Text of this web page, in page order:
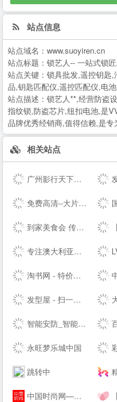
站点信息
站点域名： www.suoyiren.cn
站点标题： 锁艺人-- 一站式锁
站点关键： 锁具批发,遥控钥匙
品,钥匙匹配仪,遥控匹配仪,电
站点描述： 锁艺人**,经营防盗
指纹锁,防盗芯片,纽扣电池,是
品牌优秀经销商,值得信赖,是专
相关站点
广州影行天下文化传播有限公司 发
免费高清--大片_每日更新不停播_一起看剧吧 国风
到家美食会 传递好滋味
专注澳大利亚特产和新西兰特产的澳洲中文网 - 0061澳洲制造 LV
淘书网 - 特价好书天天抢 中服网
发型屋 - 扫一扫自己脸型配发型设计软件 大
智能安防_智能家居_智能办公_人工智能机器人-梨花恋-- 百
永旺梦乐城中国
跳转中 精
中国时尚网—国内时尚潮流生活方式融媒体平台